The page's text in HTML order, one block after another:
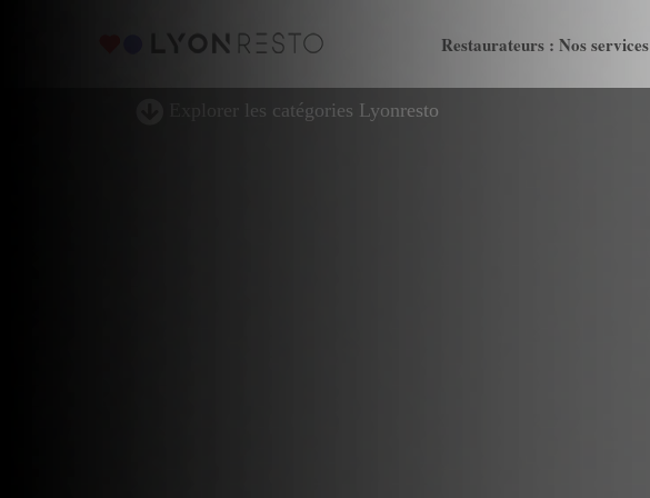
Restaurateurs : Nos services
Explorer les catégories Lyonresto